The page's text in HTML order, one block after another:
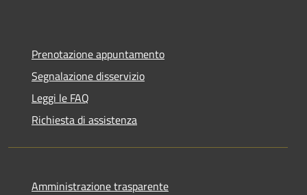
Prenotazione appuntamento
Segnalazione disservizio
Leggi le FAQ
Richiesta di assistenza
Amministrazione trasparente